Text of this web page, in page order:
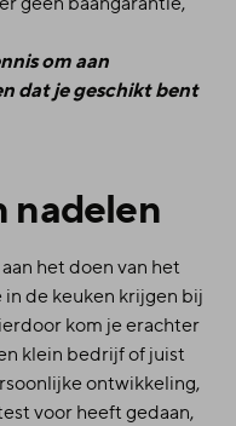
om aan
dat je geschikt bent
nadelen
het doen van het
de keuken krijgen bij
kom je erachter
klein bedrijf of juist
ontwikkeling,
voor heeft gedaan,